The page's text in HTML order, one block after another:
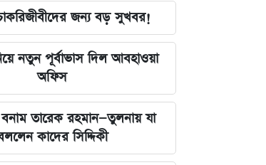
জন্য বড় সুখবর!
নতুন পূর্বাভাস দিল আবহাওয়া
অফিস
তারেক রহমান—তুলনায় যা
কাদের সিদ্দিকী